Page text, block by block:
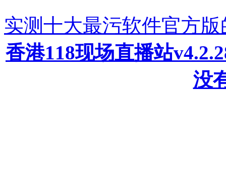
实测十大最污软件官方
香港118现场直播站
没